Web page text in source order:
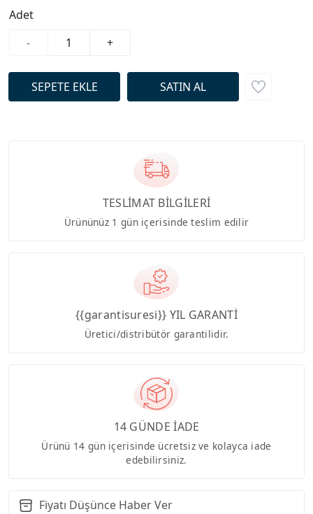
Adet
-
+
TESLİMAT BİLGİLERİ
Ürününüz 1 gün içerisinde teslim edilir
{{garantisuresi}} YIL GARANTİ
Üretici/distribütör garantilidir.
14 GÜNDE İADE
Ürünü 14 gün içerisinde ücretsiz ve kolayca iade
edebilirsiniz.
Fiyatı Düşünce Haber Ver